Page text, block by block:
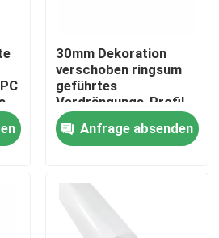
Verbindung
30mm Dekoration
verschoben ringsum
geführtes
Verdrängungs-Profil
für Büro-Beleuchtung
Anfrage absenden